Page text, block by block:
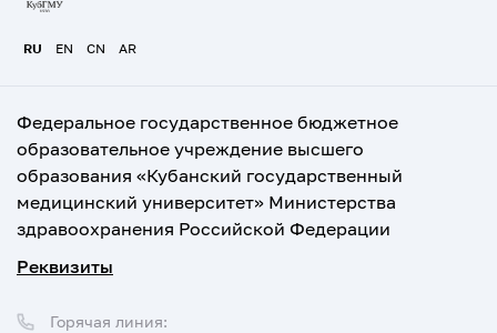
RU EN CN AR
Федеральное государственное бюджетное
образовательное учреждение высшего
образования «Кубанский государственный
медицинский университет» Министерства
здравоохранения Российской Федерации
Реквизиты
Горячая линия: